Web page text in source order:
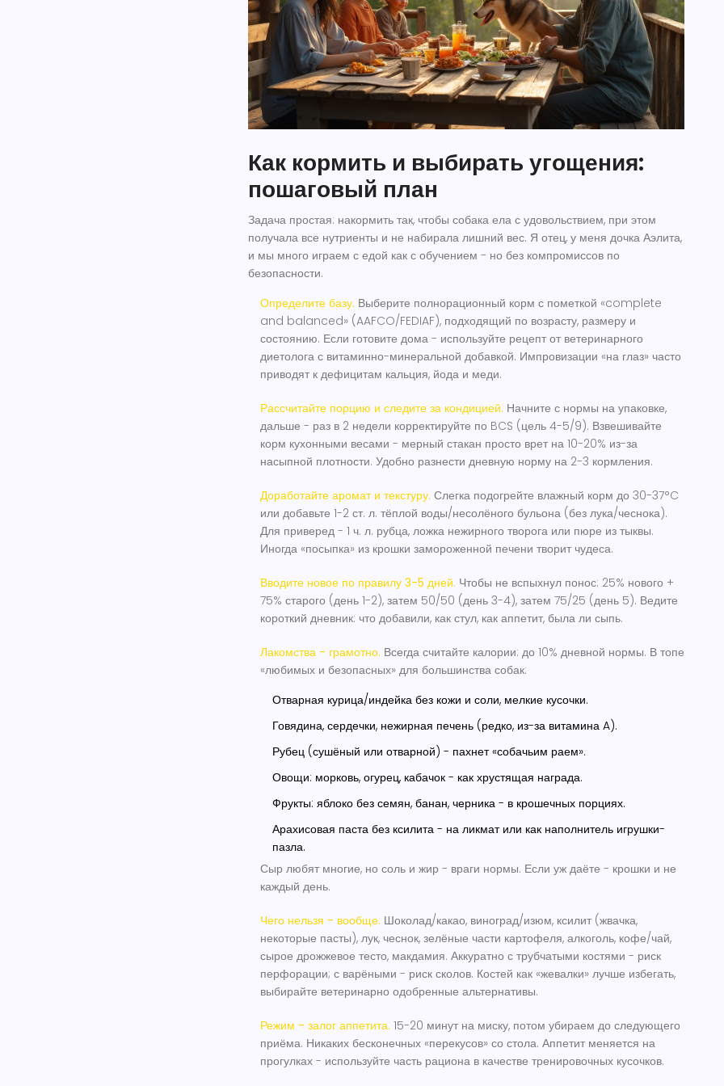
Как кормить и выбирать угощения:
пошаговый план
Задача простая: накормить так, чтобы собака ела с удовольствием, при этом
получала все нутриенты и не набирала лишний вес. Я отец, у меня дочка Аэлита,
и мы много играем с едой как с обучением - но без компромиссов по
безопасности.
Определите базу. Выберите полнорационный корм с пометкой «complete
and balanced» (AAFCO/FEDIAF), подходящий по возрасту, размеру и
состоянию. Если готовите дома - используйте рецепт от ветеринарного
диетолога с витаминно-минеральной добавкой. Импровизации «на глаз» часто
приводят к дефицитам кальция, йода и меди.
Рассчитайте порцию и следите за кондицией. Начните с нормы на упаковке,
дальше - раз в 2 недели корректируйте по BCS (цель 4-5/9). Взвешивайте
корм кухонными весами - мерный стакан просто врет на 10-20% из-за
насыпной плотности. Удобно разнести дневную норму на 2-3 кормления.
Доработайте аромат и текстуру. Слегка подогрейте влажный корм до 30-37°C
или добавьте 1-2 ст. л. тёплой воды/несолёного бульона (без лука/чеснока).
Для приверед - 1 ч. л. рубца, ложка нежирного творога или пюре из тыквы.
Иногда «посыпка» из крошки замороженной печени творит чудеса.
Вводите новое по правилу 3-5 дней. Чтобы не вспыхнул понос: 25% нового +
75% старого (день 1-2), затем 50/50 (день 3-4), затем 75/25 (день 5). Ведите
короткий дневник: что добавили, как стул, как аппетит, была ли сыпь.
Лакомства - грамотно. Всегда считайте калории: до 10% дневной нормы. В топе
«любимых и безопасных» для большинства собак:
Отварная курица/индейка без кожи и соли, мелкие кусочки.
Говядина, сердечки, нежирная печень (редко, из-за витамина A).
Рубец (сушёный или отварной) - пахнет «собачьим раем».
Овощи: морковь, огурец, кабачок - как хрустящая награда.
Фрукты: яблоко без семян, банан, черника - в крошечных порциях.
Арахисовая паста без ксилита - на ликмат или как наполнитель игрушки-
пазла.
Сыр любят многие, но соль и жир - враги нормы. Если уж даёте - крошки и не
каждый день.
Чего нельзя - вообще. Шоколад/какао, виноград/изюм, ксилит (жвачка,
некоторые пасты), лук, чеснок, зелёные части картофеля, алкоголь, кофе/чай,
сырое дрожжевое тесто, макдамия. Аккуратно с трубчатыми костями - риск
перфорации; с варёными - риск сколов. Костей как «жевалки» лучше избегать,
выбирайте ветеринарно одобренные альтернативы.
Режим - залог аппетита. 15-20 минут на миску, потом убираем до следующего
приёма. Никаких бесконечных «перекусов» со стола. Аппетит меняется на
прогулках - используйте часть рациона в качестве тренировочных кусочков.